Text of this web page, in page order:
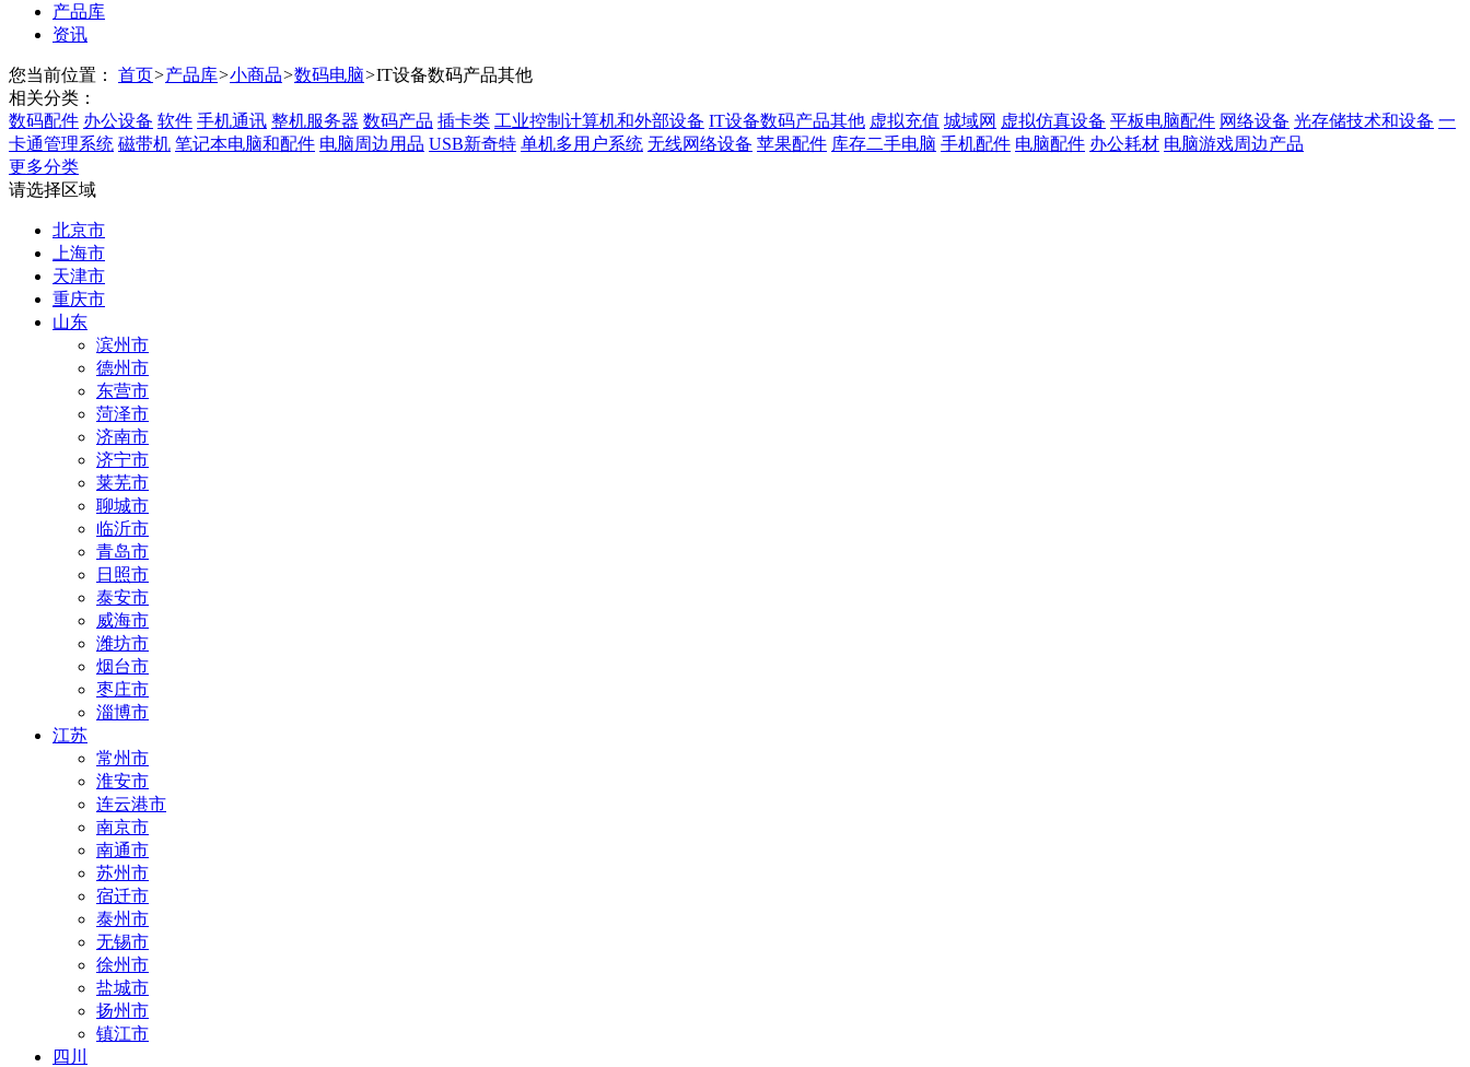
产品库
资讯
您当前位置： 首页>产品库>小商品>数码电脑>IT设备数码产品其他
相关分类：
数码配件 办公设备 软件 手机通讯 整机服务器 数码产品 插卡类 工业控制计算机和外部设备 IT设备数码产品其他 虚拟充值 城域网 虚拟仿真设备 平板电脑配件 网络设备 光存储技术和设备 一
卡通管理系统 磁带机 笔记本电脑和配件 电脑周边用品 USB新奇特 单机多用户系统 无线网络设备 苹果配件 库存二手电脑 手机配件 电脑配件 办公耗材 电脑游戏周边产品
更多分类
请选择区域
北京市
上海市
天津市
重庆市
山东
滨州市
德州市
东营市
菏泽市
济南市
济宁市
莱芜市
聊城市
临沂市
青岛市
日照市
泰安市
威海市
潍坊市
烟台市
枣庄市
淄博市
江苏
常州市
淮安市
连云港市
南京市
南通市
苏州市
宿迁市
泰州市
无锡市
徐州市
盐城市
扬州市
镇江市
四川